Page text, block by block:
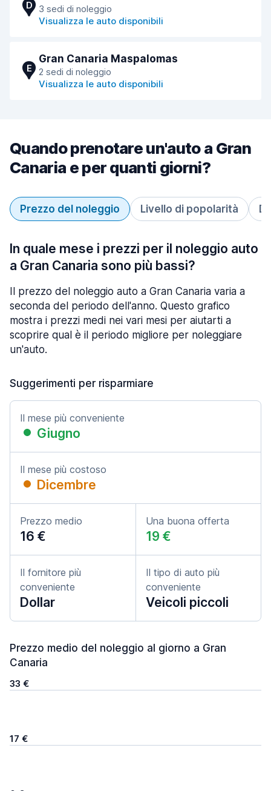
D
3 sedi di noleggio
Visualizza le auto disponibili
E
Gran Canaria Maspalomas
2 sedi di noleggio
Visualizza le auto disponibili
Quando prenotare un'auto a Gran
Canaria e per quanti giorni?
Prezzo del noleggio Livello di popolarità
In quale mese i prezzi per il noleggio auto
a Gran Canaria sono più bassi?
Il prezzo del noleggio auto a Gran Canaria varia a
seconda del periodo dell'anno. Questo grafico
mostra i prezzi medi nei vari mesi per aiutarti a
scoprire qual è il periodo migliore per noleggiare
un'auto.
Suggerimenti per risparmiare
Il mese più conveniente
Giugno
Il mese più costoso
Dicembre
Prezzo medio
16 €
Una buona offerta
19 €
Il fornitore più
conveniente
Dollar
Il tipo di auto più
conveniente
Veicoli piccoli
Prezzo medio del noleggio al giorno a Gran
Canaria
33 €
17 €